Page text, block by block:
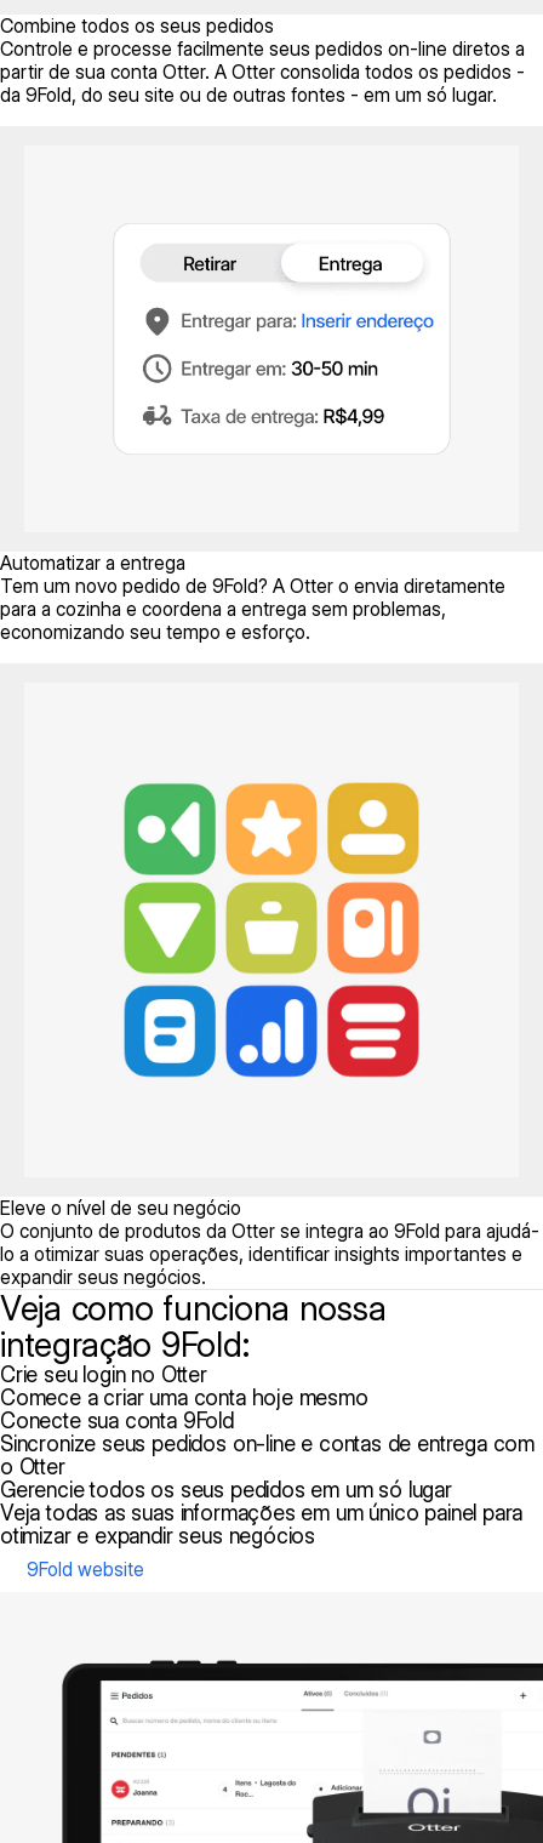
Combine todos os seus pedidos
Controle e processe facilmente seus pedidos on-line diretos a
partir de sua conta Otter. A Otter consolida todos os pedidos -
da 9Fold, do seu site ou de outras fontes - em um só lugar.
Automatizar a entrega
Tem um novo pedido de 9Fold? A Otter o envia diretamente
para a cozinha e coordena a entrega sem problemas,
economizando seu tempo e esforço.
Eleve o nível de seu negócio
O conjunto de produtos da Otter se integra ao 9Fold para ajudá-
lo a otimizar suas operações, identificar insights importantes e
expandir seus negócios.
Veja como funciona nossa
integração 9Fold:
Crie seu login no Otter
Comece a criar uma conta hoje mesmo
Conecte sua conta 9Fold
Sincronize seus pedidos on-line e contas de entrega com
o Otter
Gerencie todos os seus pedidos em um só lugar
Veja todas as suas informações em um único painel para
otimizar e expandir seus negócios
9Fold website